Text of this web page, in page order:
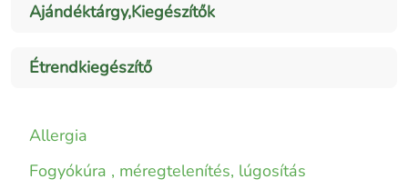
Ajándéktárgy,Kiegészítők
Étrendkiegészítő
Allergia
Fogyókúra , méregtelenítés, lúgosítás